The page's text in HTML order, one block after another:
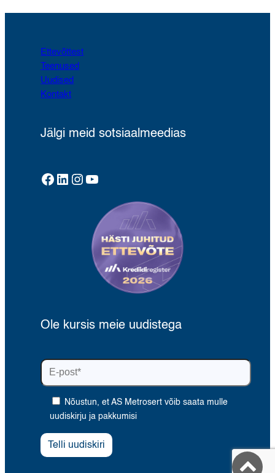
Ettevõttest
Teenused
Uudised
Kontakt
Jälgi meid sotsiaalmeedias
Facebook LinkedIn Instagram YouTube
Ole kursis meie uudistega
Nõustun, et AS Metrosert võib saata mulle
uudiskirju ja pakkumisi